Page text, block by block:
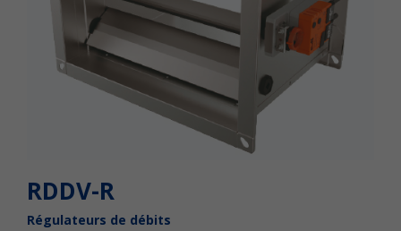
RDDV-R
Régulateurs de débits